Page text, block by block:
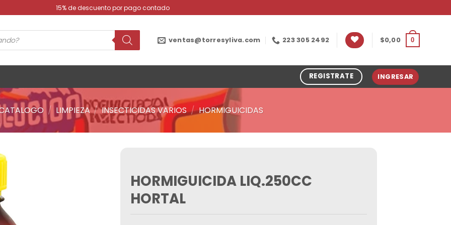
15% de descuento por pago contado
ventas@torresyliva.com 223 305 2492 $0,00 0
REGISTRATE INGRESAR
/ LIMPIEZA / INSECTICIDAS VARIOS / HORMIGUICIDAS
HORMIGUICIDA LIQ.250CC
HORTAL